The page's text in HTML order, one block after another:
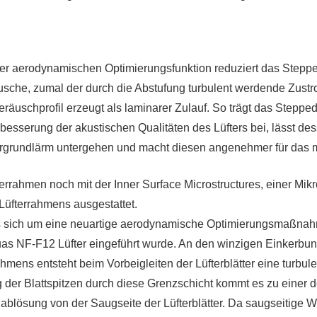
aerodynamischen Optimierungsfunktion reduziert das
zumal der durch die Abstufung turbulent werdende
erzeugt als laminarer Zulauf. So trägt das
der akustischen Qualitäten des Lüfters bei, lässt
untergehen und macht diesen angenehmer für das
noch mit der Inner Surface Microstructures, einer
ausgestattet.
um eine neuartige aerodynamische
NF-F12 Lüfter eingeführt wurde. An den winzigen
entsteht beim Vorbeigleiten der Lüfterblätter eine
der Blattspitzen durch diese Grenzschicht kommt es zu einer
von der Saugseite der Lüfterblätter. Da saugseitige